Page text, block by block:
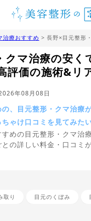
治療おすすめ > 長野×目元整形
クマ治療の安く
評価の施術&リ
年08月08日
、目元整形・クマ治療
ゃけ口コミを見てみた
めの目元整形・クマ治
の詳しい料金・口コミ
取り 目元のくぼみ